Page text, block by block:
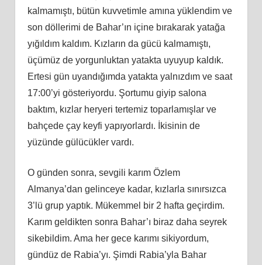
kalmamıştı, bütün kuvvetimle amına yüklendim ve
son döllerimi de Bahar’ın içine bırakarak yatağa
yığıldım kaldım. Kızların da gücü kalmamıştı,
üçümüz de yorgunluktan yatakta uyuyup kaldık.
Ertesi gün uyandığımda yatakta yalnızdım ve saat
17:00’yi gösteriyordu. Şortumu giyip salona
baktım, kızlar heryeri tertemiz toparlamışlar ve
bahçede çay keyfi yapıyorlardı. İkisinin de
yüzünde gülücükler vardı.
O günden sonra, sevgili karım Özlem
Almanya’dan gelinceye kadar, kızlarla sınırsızca
3’lü grup yaptık. Mükemmel bir 2 hafta geçirdim.
Karım geldikten sonra Bahar’ı biraz daha seyrek
sikebildim. Ama her gece karımı sikiyordum,
gündüz de Rabia’yı. Şimdi Rabia’yla Bahar